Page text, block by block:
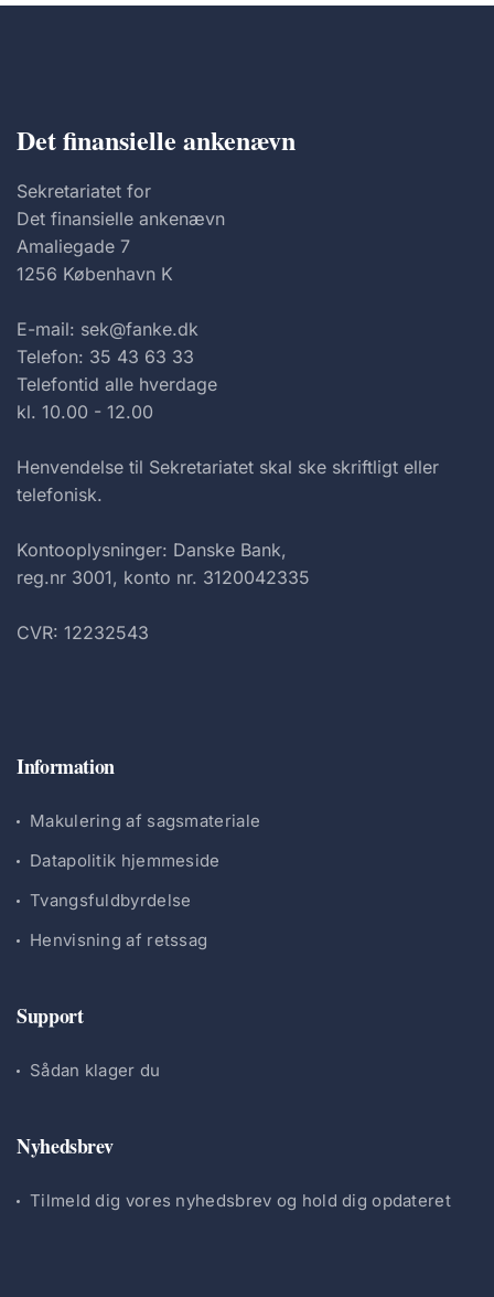
Det finansielle ankenævn
Sekretariatet for
Det finansielle ankenævn
Amaliegade 7
1256 København K
E-mail: sek@fanke.dk
Telefon: 35 43 63 33
Telefontid alle hverdage
kl. 10.00 - 12.00
Henvendelse til Sekretariatet skal ske skriftligt eller
telefonisk.
Kontooplysninger: Danske Bank,
reg.nr 3001, konto nr. 3120042335
CVR: 12232543
Information
Makulering af sagsmateriale
Datapolitik hjemmeside
Tvangsfuldbyrdelse
Henvisning af retssag
Support
Sådan klager du
Nyhedsbrev
Tilmeld dig vores nyhedsbrev og hold dig opdateret